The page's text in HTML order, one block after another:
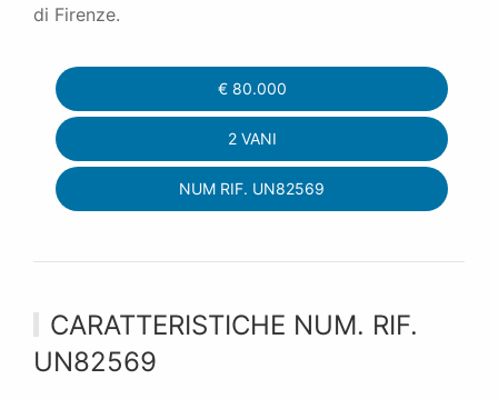
di Firenze.
€ 80.000
2 VANI
NUM RIF. UN82569
CARATTERISTICHE NUM. RIF.
UN82569